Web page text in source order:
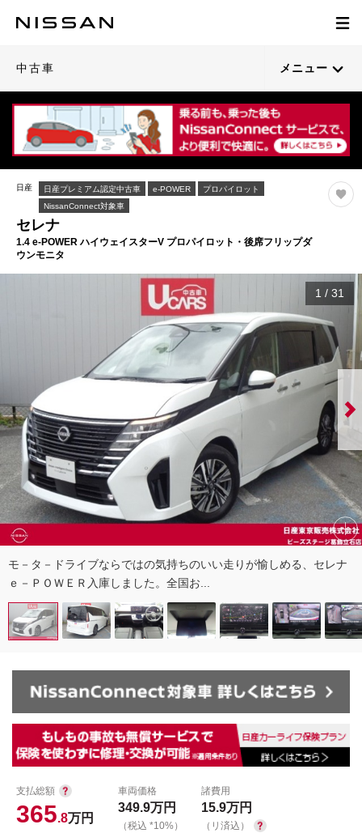
中古車 メニュー
日産 日産プレミアム認定中古車 e-POWER
プロパイロット
NissanConnect対象車
セレナ
1.4 e-POWER ハイウェイスターV プロパイロット・後席フリップダ
ウンモニタ
1 / 31
モ－タ－ドライブならではの気持ちのいい走りが愉しめる、セレナ
ｅ－ＰＯＷＥＲ入庫しました。全国お...
支払総額
365.8万円
車両価格
349.9万円
（税込 *10%）
諸費用
15.9万円
（リ済込）